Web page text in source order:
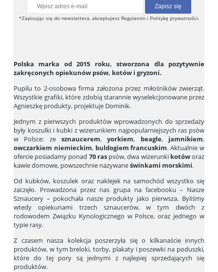
Zapisz się
*Zapisując się do newslettera, akceptujesz Regulamin i Politykę prywatności.
Polska marka od 2015 roku, stworzona dla pozytywnie
zakręconych opiekunów psów, kotów i gryzoni.
Pupilu to 2-osobowa firma założona przez miłośników zwierząt.
Wszystkie grafiki, które zdobią starannie wyselekcjonowane przez
Agnieszkę produkty, projektuje Dominik.
Jednym z pierwszych produktów wprowadzonych do sprzedaży
były koszulki i kubki z wizerunkiem najpopularniejszych ras psów
w Polsce: ze sznaucerem,yorkiem, beagle, jamnikiem,
owczarkiem niemieckim, buldogiem francuskim. Aktualnie w
ofercie posiadamy ponad 70 raspsów, dwa wizerunki kotóworaz
kawie domowe, powszechnie nazywaneświnkami morskimi.
Od kubków, koszulek oraz naklejek na samochód wszystko się
zaczęło. Prowadzona przez nas grupa na facebooku – Nasze
Sznaucery – pokochała nasze produkty jako pierwsza. Byliśmy
wtedy opiekunami trzech sznaucerów, w tym dwóch z
rodowodem Związku Kynologicznego w Polsce, oraz jednego w
typie rasy.
Z czasem nasza kolekcja poszerzyła się o kilkanaście innych
produktów, w tym breloki, torby, plakaty i poszewki na poduszki,
które do tej pory są jednymi z najlepiej sprzedających się
produktów.